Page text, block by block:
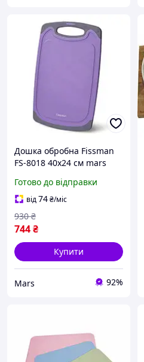
Дошка обробна Fissman
FS-8018 40х24 см mars
Готово до відправки
від74₴/міс
744₴
930 ₴
Купити
Mars 92%